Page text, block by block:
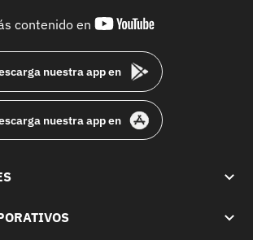
contenido en
youtube-
nuestra app en
nuestra app en